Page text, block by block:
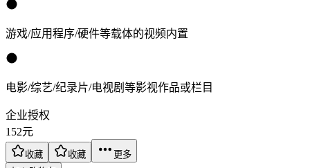
游戏/应用程序/硬件等载体的视频内置
电影/综艺/纪录片/电视剧等影视作品或栏目
企业授权
152元
收藏 收藏
更多